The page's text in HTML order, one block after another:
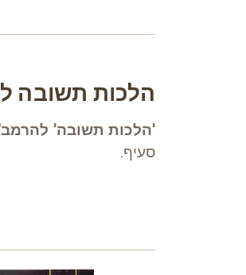
הלכות תשובה
'הלכות תשובה'
סעיף.